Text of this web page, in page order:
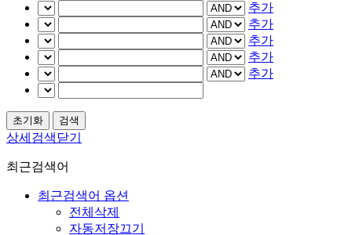
추가
추가
추가
추가
추가
상세검색닫기
최근검색어
최근검색어 옵션
전체삭제
자동저장끄기